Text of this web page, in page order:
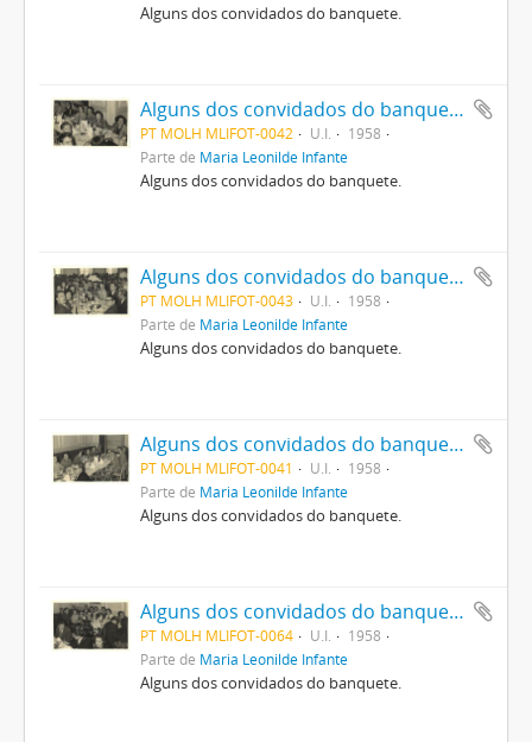
Alguns dos convidados do banquete.
Alguns dos convidados do banquete.
PT MOLH MLIFOT-0042 U.I.
1958
Parte de Maria Leonilde Infante
Alguns dos convidados do banquete.
Alguns dos convidados do banquete.
PT MOLH MLIFOT-0043 U.I.
1958
Parte de Maria Leonilde Infante
Alguns dos convidados do banquete.
Alguns dos convidados do banquete.
PT MOLH MLIFOT-0041 U.I.
1958
Parte de Maria Leonilde Infante
Alguns dos convidados do banquete.
Alguns dos convidados do banquete.
PT MOLH MLIFOT-0064 U.I.
1958
Parte de Maria Leonilde Infante
Alguns dos convidados do banquete.